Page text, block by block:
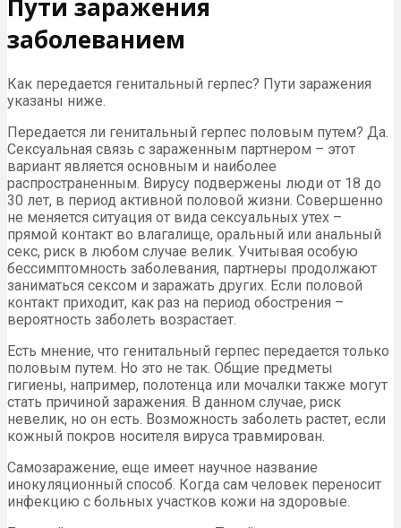
Пути заражения
заболеванием
Как передается генитальный герпес? Пути заражения
указаны ниже.
Передается ли генитальный герпес половым путем? Да.
Сексуальная связь с зараженным партнером – этот
вариант является основным и наиболее
распространенным. Вирусу подвержены люди от 18 до
30 лет, в период активной половой жизни. Совершенно
не меняется ситуация от вида сексуальных утех –
прямой контакт во влагалище, оральный или анальный
секс, риск в любом случае велик. Учитывая особую
бессимптомность заболевания, партнеры продолжают
заниматься сексом и заражать других. Если половой
контакт приходит, как раз на период обострения –
вероятность заболеть возрастает.
Есть мнение, что генитальный герпес передается только
половым путем. Но это не так. Общие предметы
гигиены, например, полотенца или мочалки также могут
стать причиной заражения. В данном случае, риск
невелик, но он есть. Возможность заболеть растет, если
кожный покров носителя вируса травмирован.
Самозаражение, еще имеет научное название
инокуляционный способ. Когда сам человек переносит
инфекцию с больных участков кожи на здоровые.